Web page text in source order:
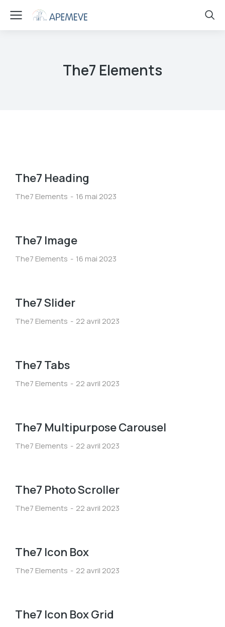
The7 Elements
The7 Heading
The7 Elements 16 mai 2023
The7 Image
The7 Elements 16 mai 2023
The7 Slider
The7 Elements 22 avril 2023
The7 Tabs
The7 Elements 22 avril 2023
The7 Multipurpose Carousel
The7 Elements 22 avril 2023
The7 Photo Scroller
The7 Elements 22 avril 2023
The7 Icon Box
The7 Elements 22 avril 2023
The7 Icon Box Grid